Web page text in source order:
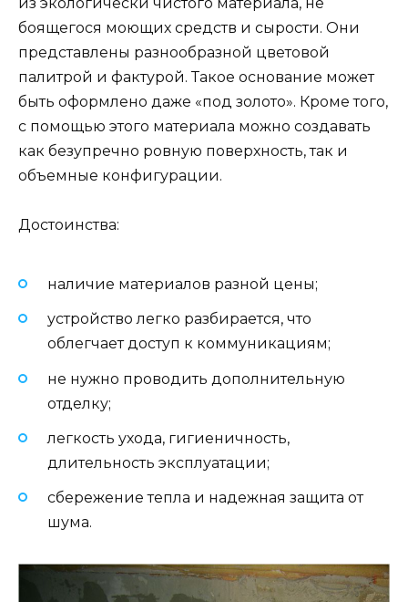
боящегося моющих средств и сырости. Они
представлены разнообразной цветовой
палитрой и фактурой. Такое основание может
быть оформлено даже «под золото». Кроме того,
с помощью этого материала можно создавать
как безупречно ровную поверхность, так и
объемные конфигурации.
Достоинства:
наличие материалов разной цены;
устройство легко разбирается, что
облегчает доступ к коммуникациям;
не нужно проводить дополнительную
отделку;
легкость ухода, гигиеничность,
длительность эксплуатации;
сбережение тепла и надежная защита от
шума.